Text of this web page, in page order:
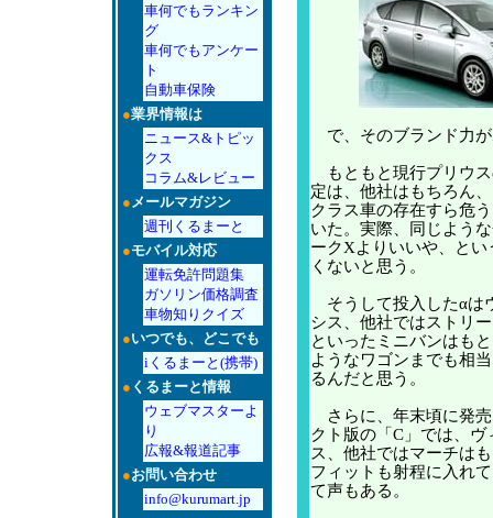
車何でもランキン
グ
車何でもアンケー
ト
自動車保険
●業界情報は
ニュース&トピッ
クス
コラム&レビュー
●メールマガジン
週刊くるまーと
●モバイル対応
運転免許問題集
ガソリン価格調査
車物知りクイズ
●いつでも、どこでも
iくるまーと(携帯)
● くるまーと情報
ウェブマスターよ
り
広報&報道記事
●お問い合わせ
info@kurumart.jp
で、そのブランド力
もともと現行プリウ
定は、他社はもちろん
クラス車の存在すら危
いた。実際、同じよう
ークXよりいいや、と
くないと思う。
そうして投入したαは
シス、他社ではストリ
といったミニバンはも
ようなワゴンまでも相
るんだと思う。
さらに、年末頃に発
クト版の「C」では、ヴ
ス、他社ではマーチは
フィットも射程に入れ
て声もある。